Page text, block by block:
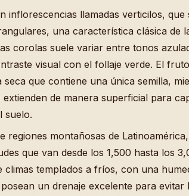
inflorescencias llamadas verticilos, que
una característica clásica de
corolas suele variar entre tonos
visual con el follaje verde. El
que contiene una única semilla,
de manera superficial para
suelo.
regiones montañosas de
que van desde los 1,500 hasta los
climas templados a fríos, con una
un drenaje excelente para evitar